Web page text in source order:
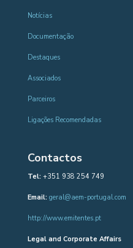
Notícias
Documentação
Destaques
Associados
Parceiros
Ligações Recomendadas
Contactos
Tel:+351 938 254 749
Email: geral@aem-portugal.com
http://www.emitentes.pt
Legal and Corporate Affairs